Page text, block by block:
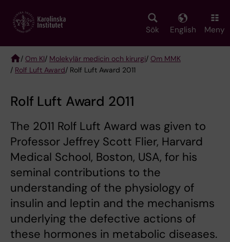
main
Sök English Meny
Breadcrumb
/ Om KI/ Molekylär medicin och kirurgi/ Om MMK
/ Rolf Luft Award/ Rolf Luft Award 2011
Rolf Luft Award 2011
The 2011 Rolf Luft Award was given to
Professor Jeffrey Scott Flier, Harvard
Medical School, Boston, USA, for his
seminal contributions to the
understanding of the physiology of
insulin and leptin and the mechanisms
underlying the defective actions of
these hormones in metabolic diseases.